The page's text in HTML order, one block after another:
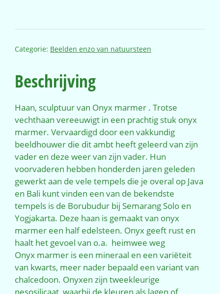
Categorie: Beelden enzo van natuursteen
Beschrijving
Haan, sculptuur van Onyx marmer . Trotse
vechthaan vereeuwigt in een prachtig stuk onyx
marmer. Vervaardigd door een vakkundig
beeldhouwer die dit ambt heeft geleerd van zijn
vader en deze weer van zijn vader. Hun
voorvaderen hebben honderden jaren geleden
gewerkt aan de vele tempels die je overal op Java
en Bali kunt vinden een van de bekendste
tempels is de Borubudur bij Semarang Solo en
Yogjakarta. Deze haan is gemaakt van onyx
marmer een half edelsteen. Onyx geeft rust en
haalt het gevoel van o.a. heimwee weg
Onyx marmer is een mineraal en een variëteit
van kwarts, meer nader bepaald een variant van
chalcedoon. Onyxen zijn tweekleurige
nesosilicaat , waarbij de kleuren als lagen of